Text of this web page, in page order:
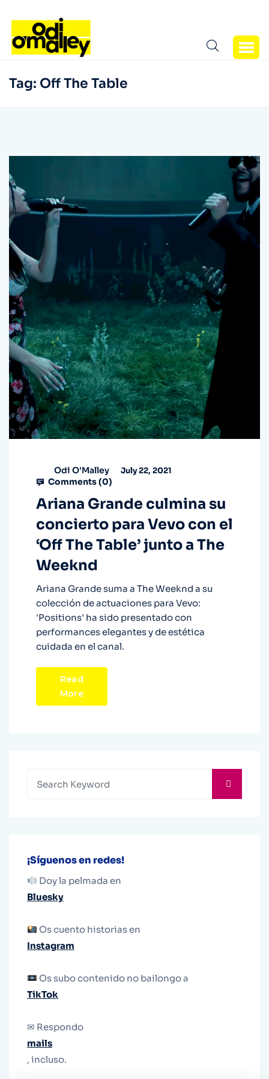
Tag: Off The Table
Odi O'Malley July 22, 2021
Comments (0)
Ariana Grande culmina su
concierto para Vevo con el
‘Off The Table’ junto a The
Weeknd
Ariana Grande suma a The Weeknd a su
colección de actuaciones para Vevo:
'Positions' ha sido presentado con
performances elegantes y de estética
cuidada en el canal.
Read
More
¡Síguenos en redes!
Doy la pelmada en
Bluesky
Os cuento historias en
Instagram
Os subo contenido no bailongo a
TikTok
✉ Respondo
mails
, incluso.